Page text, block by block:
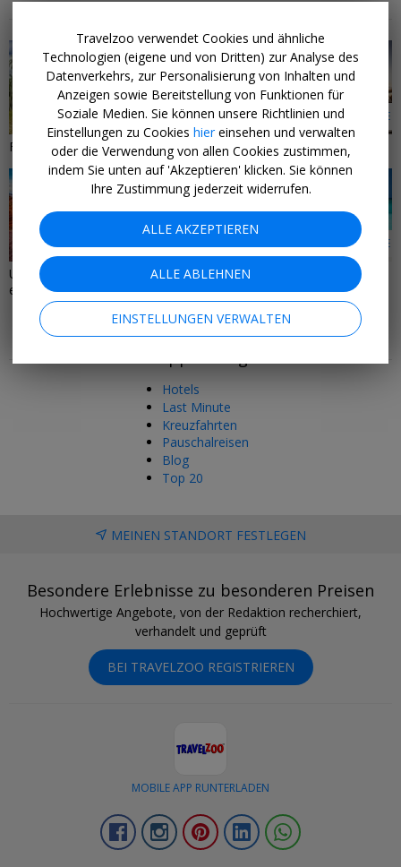
133 ANGEBOTE
Fernreisen
4 ANGEBOTE
New York
USA & Kanada: Nordamerika
entdecken
33 ANGEBOTE
All Inclusive
Hotels
Last Minute
Kreuzfahrten
Pauschalreisen
Blog
Top 20
MEINEN STANDORT FESTLEGEN
Besondere Erlebnisse zu besonderen Preisen
Hochwertige Angebote, von der Redaktion recherchiert,
verhandelt und geprüft
BEI TRAVELZOO REGISTRIEREN
MOBILE APP RUNTERLADEN
FacebookInstagramPinterestLinkedIn
Travelzoo verwendet Cookies und ähnliche
Technologien (eigene und von Dritten) zur Analyse des
Datenverkehrs, zur Personalisierung von Inhalten und
Anzeigen sowie Bereitstellung von Funktionen für
Soziale Medien. Sie können unsere Richtlinien und
Einstellungen zu Cookies hiereinsehen und verwalten
oder die Verwendung von allen Cookies zustimmen,
indem Sie unten auf 'Akzeptieren' klicken. Sie können
Ihre Zustimmung jederzeit widerrufen.
ALLE AKZEPTIEREN
ALLE ABLEHNEN
EINSTELLUNGEN VERWALTEN